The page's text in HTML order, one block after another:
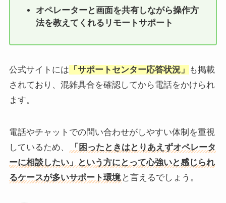
オペレーターと画面を共有しながら操作方
法を教えてくれるリモートサポート
公式サイトには 「サポートセンター応答状況」
も掲載
されており、混雑具合を確認してから電話をかけられ
ます。
電話やチャットでの問い合わせがしやすい体制を重視
しているため、
「困ったときはとりあえずオペレータ
ーに相談したい」という方にとって心強いと感じられ
るケースが多いサポート環境 と言えるでしょう。